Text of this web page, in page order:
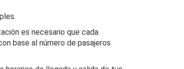
es necesario que cada
base al número de pasajeros